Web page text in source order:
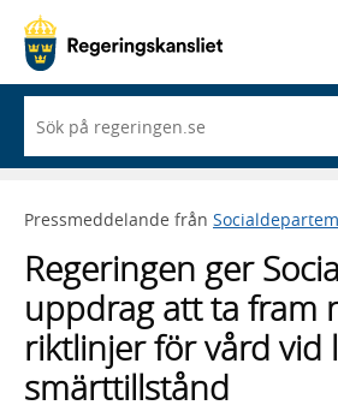
du
börjar
skriva
framträder
lista
med
sökförslag
Pressmeddelande från
Regeringen ger
uppdrag att ta fram
riktlinjer för vård vid
smärttillstånd